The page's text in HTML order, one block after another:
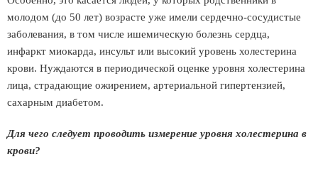
молодом (до 50 лет) возрасте уже имели сердечно-сосудистые
заболевания, в том числе ишемическую болезнь сердца,
инфаркт миокарда, инсульт или высокий уровень холестерина
крови. Нуждаются в периодической оценке уровня холестерина
лица, страдающие ожирением, артериальной гипертензией,
сахарным диабетом.
Для чего следует проводить измерение уровня холестерина в
крови?